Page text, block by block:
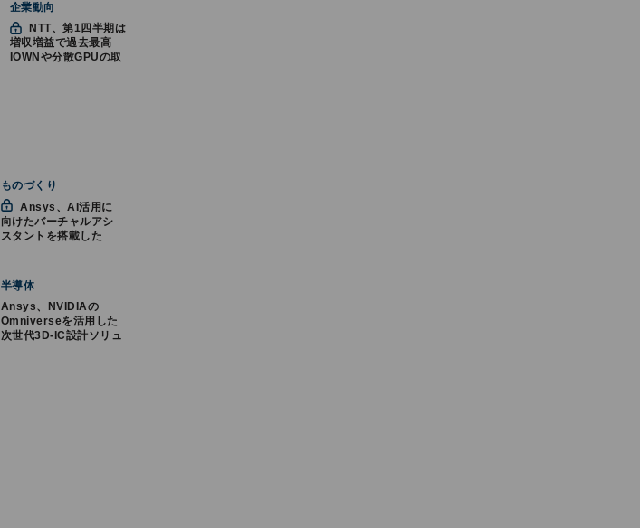
企業動向
増収増益で過去最高
IOWNや分散GPUの取
ものづくり
Ansys、AI活用に
向けたバーチャルアシ
スタントを搭載した
半導体
Ansys、NVIDIAの
Omniverseを活用した
次世代3D-IC設計ソリュ